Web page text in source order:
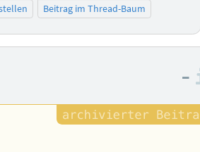
Beitrag im Thread-Baum
–